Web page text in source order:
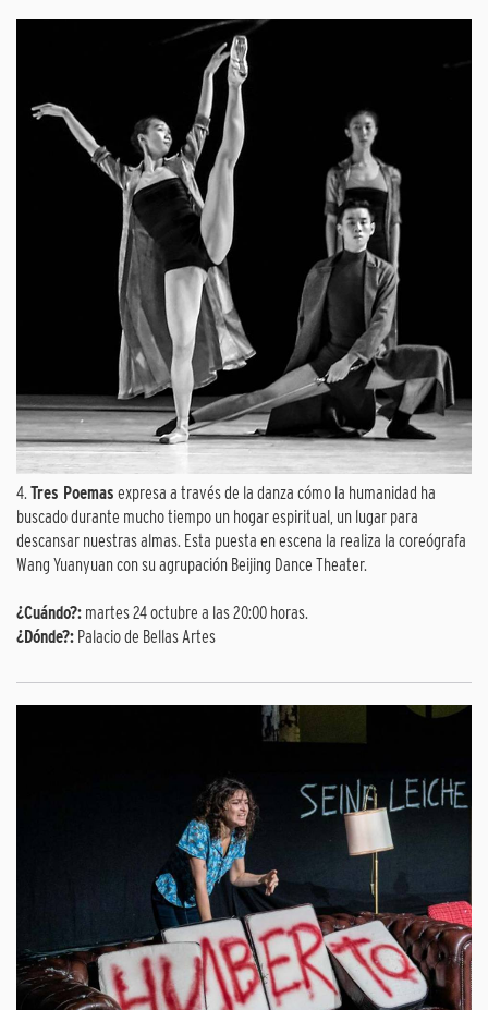
4.Tres Poemas expresa a través de la danza cómo la humanidad ha
buscado durante mucho tiempo un hogar espiritual, un lugar para
descansar nuestras almas. Esta puesta en escena la realiza la coreógrafa
Wang Yuanyuan con su agrupación Beijing Dance Theater.
¿Cuándo?: martes 24 octubre a las 20:00 horas.
¿Dónde?: Palacio de Bellas Artes